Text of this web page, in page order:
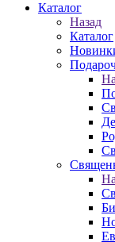
Каталог
Назад
Каталог